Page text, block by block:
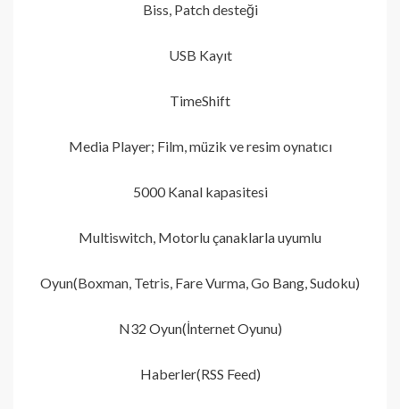
Biss, Patch desteği
USB Kayıt
TimeShift
Media Player; Film, müzik ve resim oynatıcı
5000 Kanal kapasitesi
Multiswitch, Motorlu çanaklarla uyumlu
Oyun(Boxman, Tetris, Fare Vurma, Go Bang, Sudoku)
N32 Oyun(İnternet Oyunu)
Haberler(RSS Feed)